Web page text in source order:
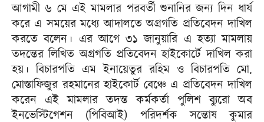
আগামী ৬ মে এই মামলার পরবর্তী শুনানির জন্য দিন ধার্য
করে এ সময়ের মধ্যে আদালতে অগ্রগতি প্রতিবেদন দাখিল
করতে বলেন। এর আগে ৩১ জানুয়ারি এ হত্যা মামলায়
তদন্তের লিখিত অগ্রগতি প্রতিবেদন হাইকোর্টে দাখিল করা
হয়। বিচারপতি এম ইনায়েতুর রহিম ও বিচারপতি মো.
মোস্তাফিজুর রহমানের হাইকোর্ট বেঞ্চে এ প্রতিবেদন দাখিল
করেন এই মামলার তদন্ত কর্মকর্তা পুলিশ ব্যুরো অব
ইনভেস্টিগেশন (পিবিআই) পরিদর্শক সন্তোষ কুমার